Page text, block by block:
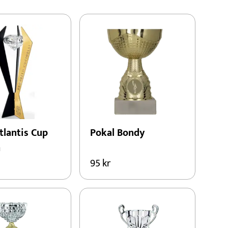
Cup
Pokal Bondy
95kr